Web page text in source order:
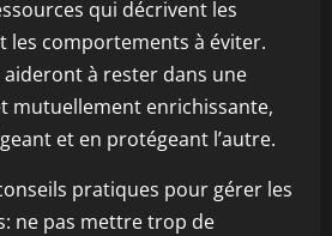
qui décrivent les
les comportements à éviter.
aideront à rester dans une
mutuellement enrichissante,
et en protégeant l’autre.
pratiques pour gérer les
ne pas mettre trop de